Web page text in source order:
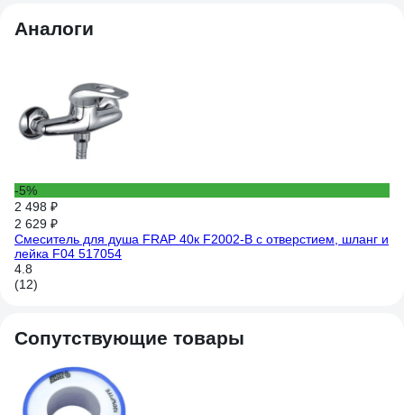
Аналоги
-5%
2 498 ₽
2 629 ₽
Смеситель для душа FRAP 40к F2002-B с отверстием, шланг и
лейка F04 517054
4.8
(12)
Сопутствующие товары